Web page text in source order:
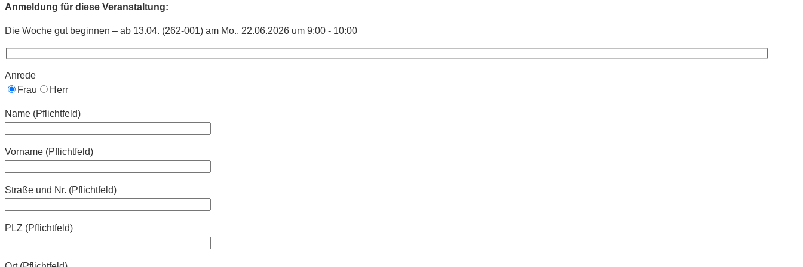
Anmeldung für diese Veranstaltung:
Die Woche gut beginnen – ab 13.04. (262-001) am Mo.. 22.06.2026 um 9:00 - 10:00
Anrede
Frau
Herr
Name (Pflichtfeld)
Vorname (Pflichtfeld)
Straße und Nr. (Pflichtfeld)
PLZ (Pflichtfeld)